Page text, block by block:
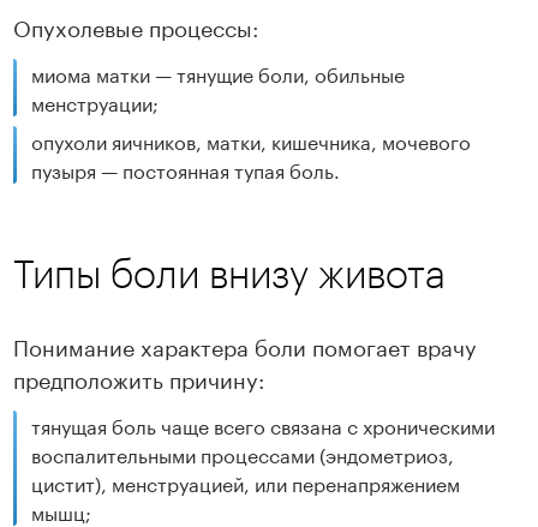
Опухолевые процессы:
миома матки — тянущие боли, обильные
менструации;
опухоли яичников, матки, кишечника, мочевого
пузыря — постоянная тупая боль.
Типы боли внизу живота
Понимание характера боли помогает врачу
предположить причину:
тянущая боль чаще всего связана с хроническими
воспалительными процессами (эндометриоз,
цистит), менструацией, или перенапряжением
мышц;